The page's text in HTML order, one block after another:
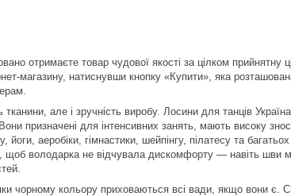
отримаєте товар чудової якості за цілком прийнятну
магазину, натиснувши кнопку «Купити», яка
але і зручність виробу. Лосини для танців
призначені для інтенсивних занять, мають високу
аеробіки, гімнастики, шейпінгу, пілатесу та
щоб володарка не відчувала дискомфорту — навіть шви
чорному кольору приховаються всі вади, якщо вони є.